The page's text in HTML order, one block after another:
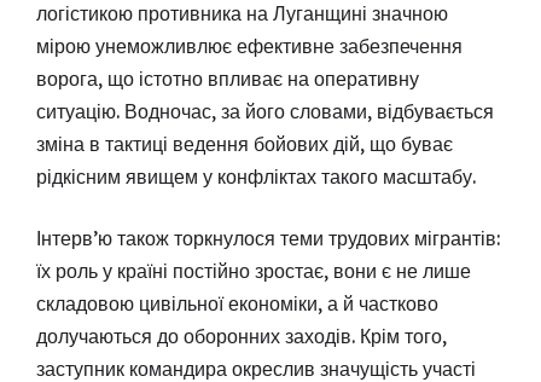
логістикою противника на Луганщині значною
мірою унеможливлює ефективне забезпечення
ворога, що істотно впливає на оперативну
ситуацію. Водночас, за його словами, відбувається
зміна в тактиці ведення бойових дій, що буває
рідкісним явищем у конфліктах такого масштабу.
Інтерв’ю також торкнулося теми трудових мігрантів:
їх роль у країні постійно зростає, вони є не лише
складовою цивільної економіки, а й частково
долучаються до оборонних заходів. Крім того,
заступник командира окреслив значущість участі